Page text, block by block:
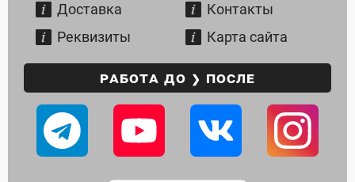
Доставка
Контакты
Реквизиты
Карта сайта
РАБОТА ДО ❯ ПОСЛЕ